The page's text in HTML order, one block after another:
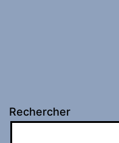
Rechercher